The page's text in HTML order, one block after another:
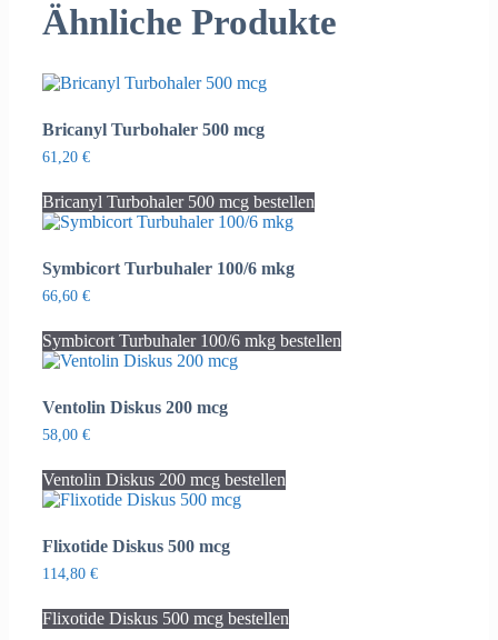
Ähnliche Produkte
Bricanyl Turbohaler 500 mcg
61,20 €
Bricanyl Turbohaler 500 mcg bestellen
Symbicort Turbuhaler 100/6 mkg
66,60 €
Symbicort Turbuhaler 100/6 mkg bestellen
Ventolin Diskus 200 mcg
58,00 €
Ventolin Diskus 200 mcg bestellen
Flixotide Diskus 500 mcg
114,80 €
Flixotide Diskus 500 mcg bestellen